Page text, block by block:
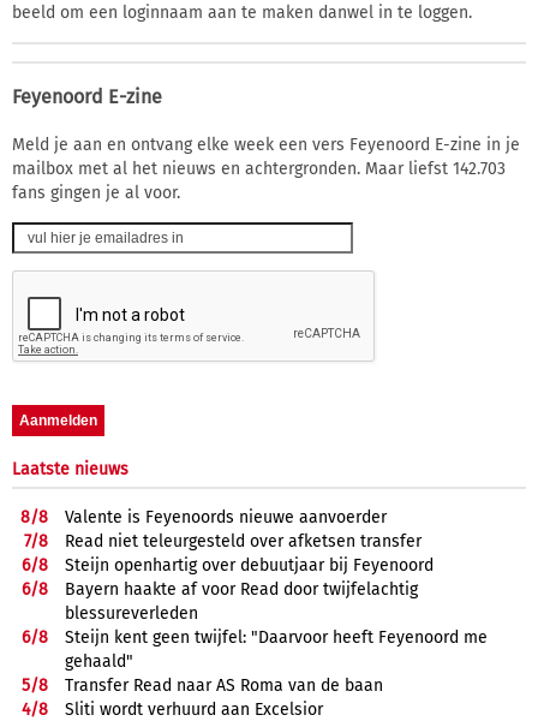
beeld om een loginnaam aan te maken danwel in te loggen.
Feyenoord E-zine
Meld je aan en ontvang elke week een vers Feyenoord E-zine in je
mailbox met al het nieuws en achtergronden. Maar liefst 142.703
fans gingen je al voor.
Laatste nieuws
8/8
Valente is Feyenoords nieuwe aanvoerder
7/8
Read niet teleurgesteld over afketsen transfer
6/8
Steijn openhartig over debuutjaar bij Feyenoord
6/8
Bayern haakte af voor Read door twijfelachtig
blessureverleden
6/8
Steijn kent geen twijfel: "Daarvoor heeft Feyenoord me
gehaald"
5/8
Transfer Read naar AS Roma van de baan
4/8
Sliti wordt verhuurd aan Excelsior